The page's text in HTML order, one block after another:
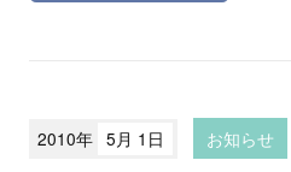
2010年 5月 1日 お知らせ